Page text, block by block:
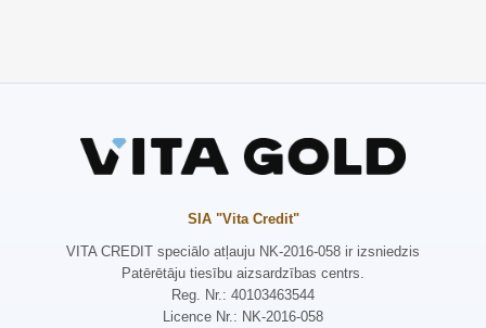
SIA "Vita Credit"
VITA CREDIT speciālo atļauju NK-2016-058 ir izsniedzis
Patērētāju tiesību aizsardzības centrs.
Reg. Nr.: 40103463544
Licence Nr.: NK-2016-058